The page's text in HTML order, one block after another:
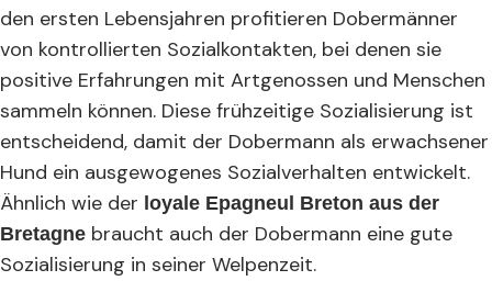
den ersten Lebensjahren profitieren Dobermänner
von kontrollierten Sozialkontakten, bei denen sie
positive Erfahrungen mit Artgenossen und Menschen
sammeln können. Diese frühzeitige Sozialisierung ist
entscheidend, damit der Dobermann als erwachsener
Hund ein ausgewogenes Sozialverhalten entwickelt.
Ähnlich wie der loyale Epagneul Breton aus der
Bretagne braucht auch der Dobermann eine gute
Sozialisierung in seiner Welpenzeit.